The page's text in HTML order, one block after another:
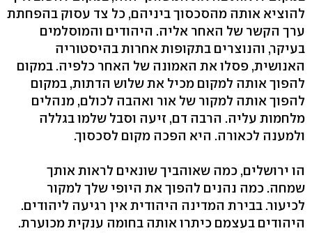
להוציא אותה מהסכסוך ביניהם, כל צד עסוק בהפחתת
ערך הקשר של האחר אליה. היהודים והמוסלמים
בעיקר, והנוצרים בתקופות אחרות בהיסטוריה
האנושית, פסלו את האמונה של האחר כלפיה. במקום
להפוך אותה למקום מכיל את שלוש הדתות, במקום
להפוך אותה למקור של אור ואהבה לכולם, מנהלים
מלחמות עליה. הרבה דם, זיעה וסבל שלמו בגללה
ולמענה לכאורה. היא הפכה מקום לסכסוך.
הו ירושלים, כמה שאוהביך שונאים לראות אותך
שמחה. כמה נהנים להפוך את היופי שלך למקור
לכיעור. בבירת המדינה היהודית אין רגיעה ליהודים.
היהודים בעצמם כיתרו אותה בחומה ענקית מכוערת.